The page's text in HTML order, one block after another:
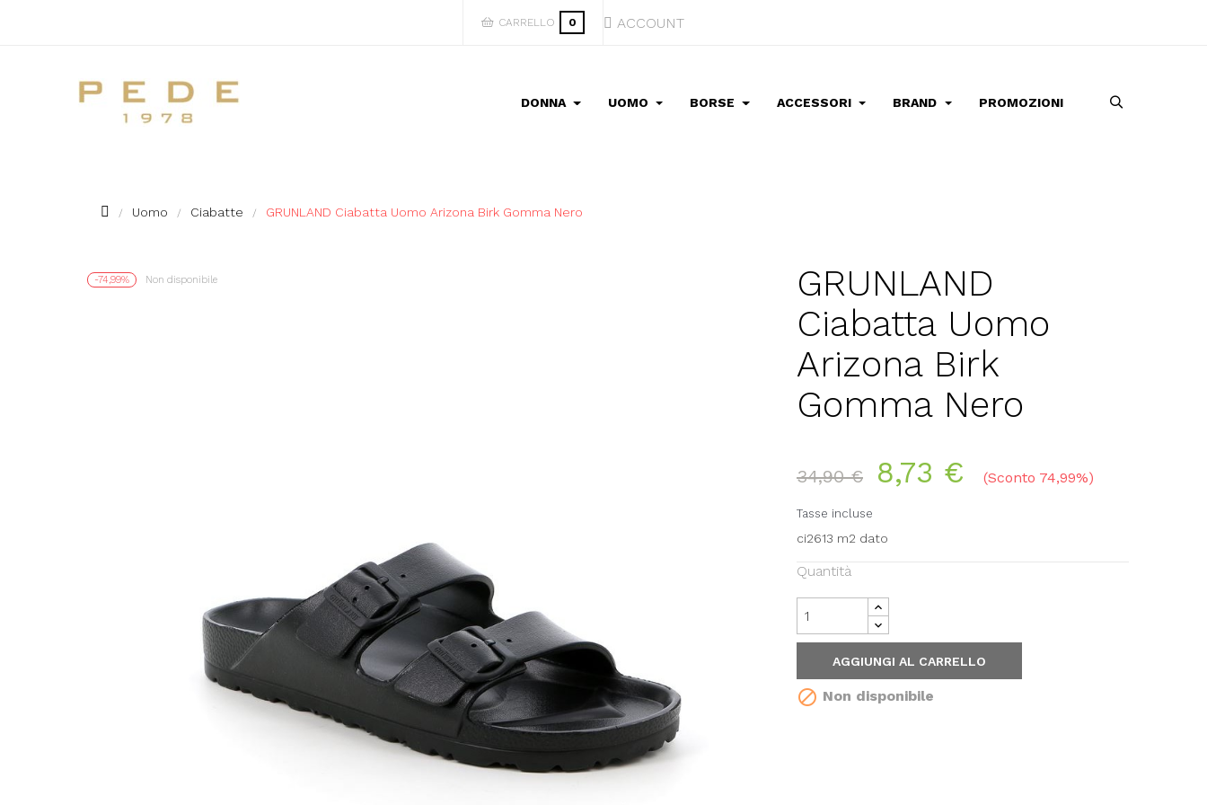
CARRELLO 0 ACCOUNT
DONNA UOMO BORSE ACCESSORI BRAND PROMOZIONI
Uomo Ciabatte GRUNLAND Ciabatta Uomo Arizona Birk Gomma Nero
-74,99% Non disponibile
GRUNLAND
Ciabatta Uomo
Arizona Birk
Gomma Nero
34,90 € 8,73 € Sconto 74,99%
Tasse incluse
ci2613 m2 dato
Quantità
AGGIUNGI AL CARRELLO
 Non disponibile